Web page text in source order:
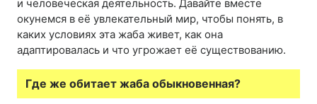
и человеческая деятельность. Давайте вместе
окунемся в её увлекательный мир, чтобы понять, в
каких условиях эта жаба живет, как она
адаптировалась и что угрожает её существованию.
Где же обитает жаба обыкновенная?